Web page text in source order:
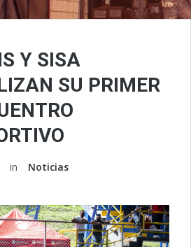
Y SISA
SU PRIMER
in Noticias